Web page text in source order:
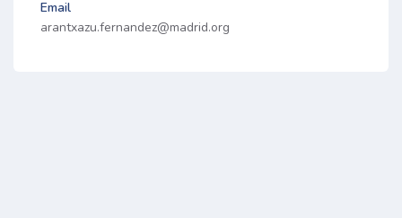
Email
arantxazu.fernandez@madrid.org